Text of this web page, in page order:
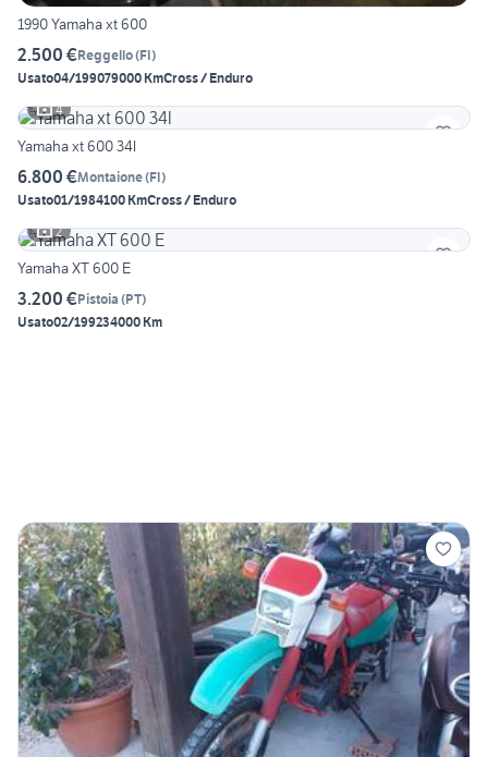
1990 Yamaha xt 600
2.500 €Reggello(FI)
Usato04/199079000 KmCross / Enduro
4
Yamaha xt 600 34l
6.800 €Montaione(FI)
Usato01/1984100 KmCross / Enduro
2
Yamaha XT 600 E
3.200 €Pistoia (PT)
Usato02/199234000 Km